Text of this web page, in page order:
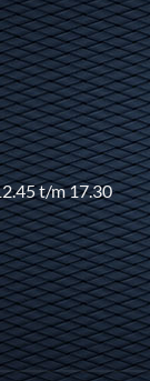
t/m 17.30